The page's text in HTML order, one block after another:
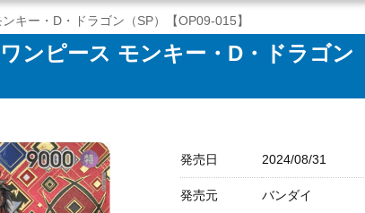
ンキー・D・ドラゴン（SP）【OP09-015】
ワンピース モンキー・D・ドラゴン
発売日 2024/08/31
発売元 バンダイ